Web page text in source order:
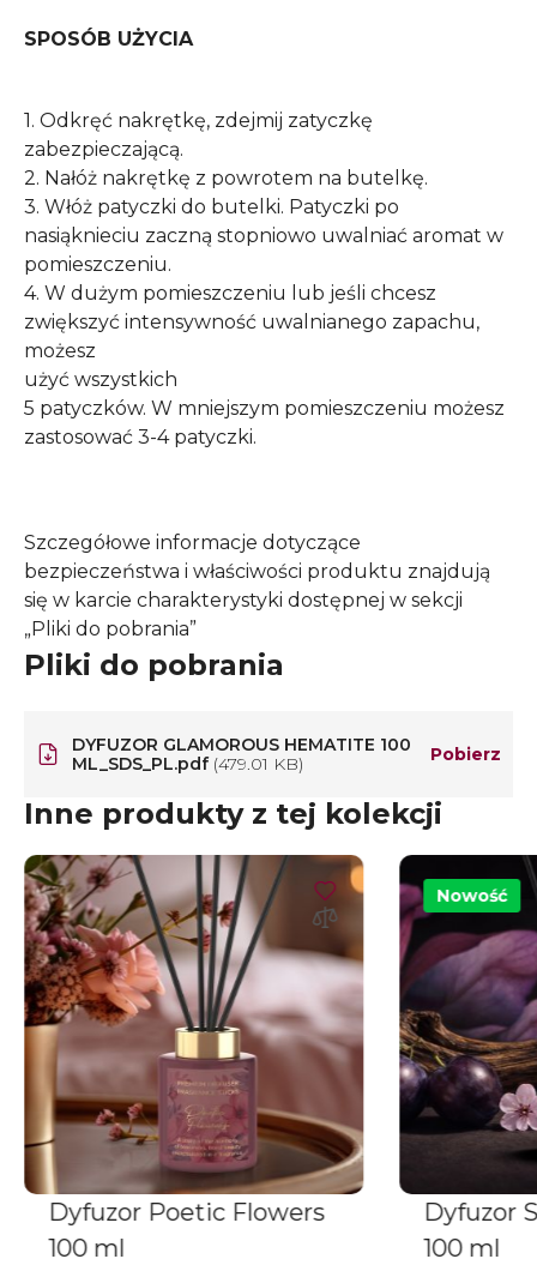
SPOSÓB UŻYCIA
1. Odkręć nakrętkę, zdejmij zatyczkę
zabezpieczającą.
2. Nałóż nakrętkę z powrotem na butelkę.
3. Włóż patyczki do butelki. Patyczki po
nasiąknieciu zaczną stopniowo uwalniać aromat w
pomieszczeniu.
4. W dużym pomieszczeniu lub jeśli chcesz
zwiększyć intensywność uwalnianego zapachu,
możesz
użyć wszystkich
5 patyczków. W mniejszym pomieszczeniu możesz
zastosować 3-4 patyczki.
Szczegółowe informacje dotyczące
bezpieczeństwa i właściwości produktu znajdują
się w karcie charakterystyki dostępnej w sekcji
„Pliki do pobrania”
Pliki do pobrania
DYFUZOR GLAMOROUS HEMATITE 100
ML_SDS_PL.pdf (479.01 KB) Pobierz
Inne produkty z tej kolekcji
Dyfuzor Poetic Flowers
100 ml
Nowość
Dyfuzor
100 ml